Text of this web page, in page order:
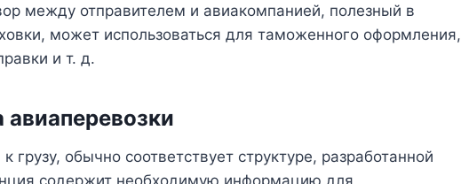
между отправителем и авиакомпанией, полезный в
может использоваться для таможенного оформления,
и т. д.
авиаперевозки
грузу, обычно соответствует структуре, разработанной
содержит необходимую информацию для